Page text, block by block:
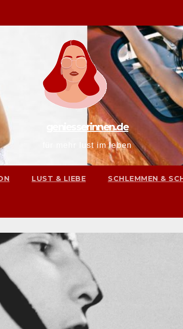
geniesserinnen.de
für mehr lust im leben
LUST & LIEBE SCHLEMMEN &